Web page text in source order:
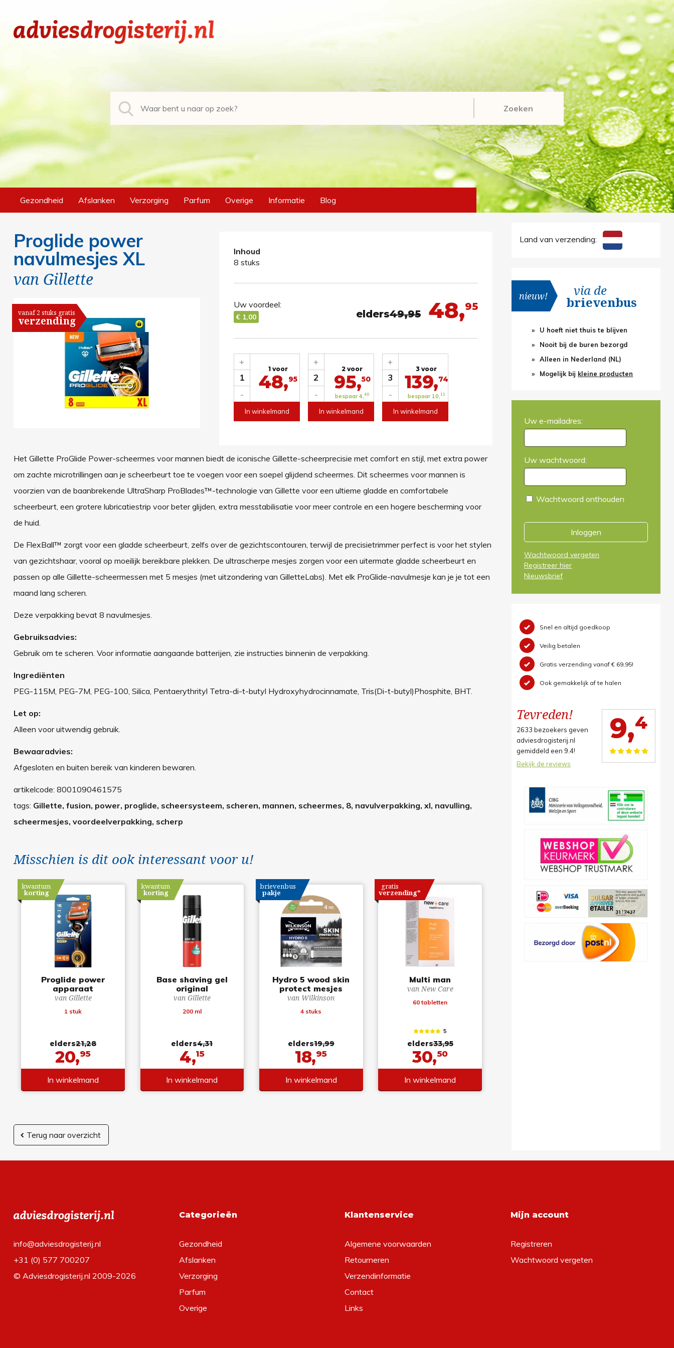
Zoeken
Gezondheid Afslanken Verzorging Parfum Overige Informatie Blog
Proglide power
navulmesjes XL
van Gillette
vanaf 2 stuks gratis
verzending
Inhoud
8 stuks
48,95
elders49,95
Uw voordeel:
€ 1,00
1
-
+
1 voor
48,95
In winkelmand
2
-
+
2 voor
95,50
bespaar 4,40
In winkelmand
3
-
+
3 voor
139,74
bespaar 10,11
In winkelmand
Het Gillette ProGlide Power-scheermes voor mannen biedt de iconische Gillette-scheerprecisie met comfort en stijl, met extra power
om zachte microtrillingen aan je scheerbeurt toe te voegen voor een soepel glijdend scheermes. Dit scheermes voor mannen is
voorzien van de baanbrekende UltraSharp ProBlades™-technologie van Gillette voor een ultieme gladde en comfortabele
scheerbeurt, een grotere lubricatiestrip voor beter glijden, extra messtabilisatie voor meer controle en een hogere bescherming voor
de huid.
De FlexBall™ zorgt voor een gladde scheerbeurt, zelfs over de gezichtscontouren, terwijl de precisietrimmer perfect is voor het stylen
van gezichtshaar, vooral op moeilijk bereikbare plekken. De ultrascherpe mesjes zorgen voor een uitermate gladde scheerbeurt en
passen op alle Gillette-scheermessen met 5 mesjes (met uitzondering van GilletteLabs). Met elk ProGlide-navulmesje kan je je tot een
maand lang scheren.
Deze verpakking bevat 8 navulmesjes.
Gebruiksadvies:
Gebruik om te scheren. Voor informatie aangaande batterijen, zie instructies binnenin de verpakking.
Ingrediënten
PEG-115M, PEG-7M, PEG-100, Silica, Pentaerythrityl Tetra-di-t-butyl Hydroxyhydrocinnamate, Tris(Di-t-butyl)Phosphite, BHT.
Let op:
Alleen voor uitwendig gebruik.
Bewaaradvies:
Afgesloten en buiten bereik van kinderen bewaren.
artikelcode: 8001090461575
tags: Gillette, fusion, power, proglide, scheersysteem, scheren, mannen, scheermes, 8, navulverpakking, xl, navulling,
scheermesjes, voordeelverpakking, scherp
Misschien is dit ook interessant voor u!
Proglide power
apparaat
van Gillette
1 stuk
kwantum
korting
elders21,28
20,95
In winkelmand
Base shaving gel
original
van Gillette
200 ml
kwantum
korting
elders4,31
4,15
In winkelmand
Hydro 5 wood skin
protect mesjes
van Wilkinson
4 stuks
brievenbus
pakje
elders19,99
18,95
In winkelmand
Multi man
van New Care
60 tabletten
gratis
verzending*
5
elders33,95
30,50
In winkelmand
Terug naar overzicht
Land van verzending:
nieuw! via de
brievenbus
U hoeft niet thuis te blijven
Nooit bij de buren bezorgd
Alleen in Nederland (NL)
Mogelijk bij kleine producten
Uw e-mailadres:
Uw wachtwoord:
Wachtwoord onthouden
Inloggen
Wachtwoord vergeten
Registreer hier
Nieuwsbrief
Snel en altijd goedkoop
Veilig betalen
Gratis verzending vanaf € 69,95!
Ook gemakkelijk af te halen
Tevreden!
2633 bezoekers geven
adviesdrogisterij.nl
gemiddeld een 9.4!
Bekijk de reviews
9,4
info@adviesdrogisterij.nl
+31 (0) 577 700207
© Adviesdrogisterij.nl 2009-2026
Categorieën
Gezondheid
Afslanken
Verzorging
Parfum
Overige
Klantenservice
Algemene voorwaarden
Retourneren
Verzendinformatie
Contact
Links
Mijn account
Registreren
Wachtwoord vergeten